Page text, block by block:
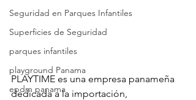
Seguridad en Parques Infantiles
Superficies de Seguridad
parques infantiles
playground Panama
epdm panama
PLAYTIME es una empresa panameña
dedicada a la importación,